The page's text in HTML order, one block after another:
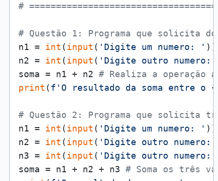
#
# Questão 1: Programa que solicita
n1 = int (input ( 'Digite um numero: '
n2 = int (input ( 'Digite outro numero:
soma = n1 + n2 # Realiza a operação
print (f'O resultado da soma entre o
# Questão 2: Programa que solicita
n1 = int (input ( 'Digite um numero: ' ))
n2 = int (input ( 'Digite outro numero:
n3 = int (input ( 'Digite outro numero:
soma = n1 + n2 + n3 # Soma os três